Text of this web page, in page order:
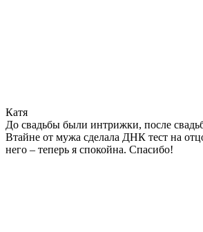
Катя
До свадьбы были интрижки, после
Втайне от мужа сделала ДНК тест на
него – теперь я спокойна. Спасибо!